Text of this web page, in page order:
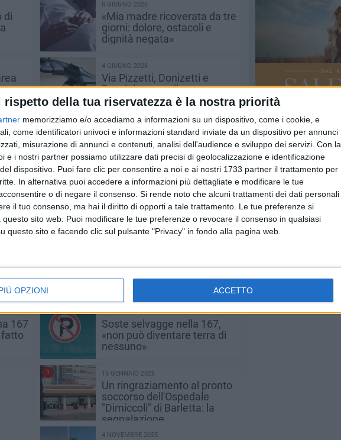
rispetto della tua riservatezza è la nostra priorità
memorizziamo e/o accediamo a informazioni su un dispositivo, come i cookie, e
come identificatori univoci e informazioni standard inviate da un dispositivo per annunci
misurazione di annunci e contenuti, analisi dell'audience e sviluppo dei servizi. Con la
e i nostri partner possiamo utilizzare dati precisi di geolocalizzazione e identificazione
dispositivo. Puoi fare clic per consentire a noi e ai nostri 1733 partner il trattamento per
In alternativa puoi accedere a informazioni più dettagliate e modificare le tue
o di negare il consenso. Si rende noto che alcuni trattamenti dei dati personali
il tuo consenso, ma hai il diritto di opporti a tale trattamento. Le tue preferenze si
sito web. Puoi modificare le tue preferenze o revocare il consenso in qualsiasi
questo sito e facendo clic sul pulsante "Privacy" in fondo alla pagina web.
OPZIONI ACCETTO
di
8 GIUGNO 2026
«Mia madre ricoverata da tre
giorni: dolore, ostacoli e
dignità negata»
4 GIUGNO 2026
Via Pizzetti, Donizetti e
Rossini: cresce il
malcontento dei residenti
di
30 APRILE 2026
Chiusura varchi dei giardini
del Castello: "Aperto solo
quello principale, difficoltà
per anziani e cittadini con
difficoltà motorie"
Deiezioni canine davanti a
un magazzino a Barletta
167
fatto
11 FEBBRAIO 2026
Soste selvagge nella 167,
«non può diventare terra di
nessuno»
1 16 GENNAIO 2026
Un ringraziamento al pronto
soccorso dell'Ospedale
"Dimiccoli" di Barletta: la
segnalazione
4 NOVEMBRE 2025